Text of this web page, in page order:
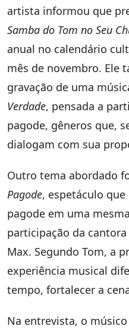
artista informou que
Samba do Tom no Seu
anual no calendário
mês de novembro. Ele
gravação de uma
Verdade, pensada a
pagode, gêneros que,
dialogam com sua
Outro tema abordado
Pagode, espetáculo
pagode em uma
participação da
Max. Segundo Tom, a
experiência musical
tempo, fortalecer a
Na entrevista, o